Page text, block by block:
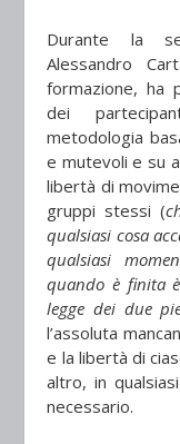
Durante la
Alessandro
formazione, ha
dei
metodologia
e mutevoli e su
libertà di
gruppi stessi (
qualsiasi cosa
qualsiasi
quando è finita
legge dei due
l’assoluta
e la libertà di
altro, in
necessario.